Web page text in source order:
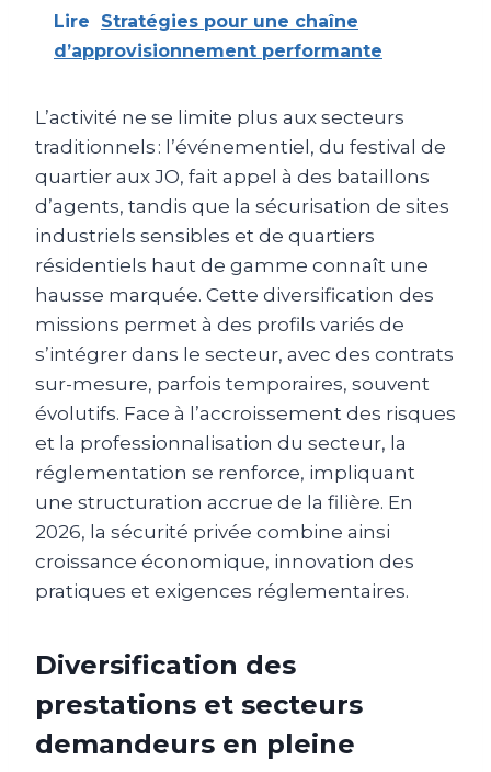
Lire
Stratégies pour une chaîne
d’approvisionnement performante
L’activité ne se limite plus aux secteurs
traditionnels : l’événementiel, du festival de
quartier aux JO, fait appel à des bataillons
d’agents, tandis que la sécurisation de sites
industriels sensibles et de quartiers
résidentiels haut de gamme connaît une
hausse marquée. Cette diversification des
missions permet à des profils variés de
s’intégrer dans le secteur, avec des contrats
sur-mesure, parfois temporaires, souvent
évolutifs. Face à l’accroissement des risques
et la professionnalisation du secteur, la
réglementation se renforce, impliquant
une structuration accrue de la filière. En
2026, la sécurité privée combine ainsi
croissance économique, innovation des
pratiques et exigences réglementaires.
Diversification des
prestations et secteurs
demandeurs en pleine